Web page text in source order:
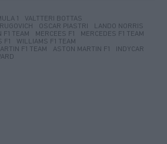
1
VALTTERI BOTTAS
OSCAR PIASTRI
LANDO NORRIS
F1 TEAM
MERCEES F1
MERCEDES F1 TEAM
F1
WILLIAMS F1 TEAM
F1 TEAM
ASTON MARTIN F1
INDYCAR